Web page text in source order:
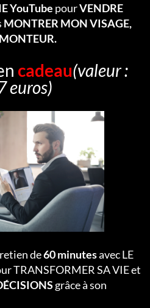
YouTube pourVENDRE
MONTRER MON VISAGE,
MONTEUR.
cadeau(valeur :
euros)
de60 minutesavec LE
TRANSFORMER SA VIE et
grâce à son